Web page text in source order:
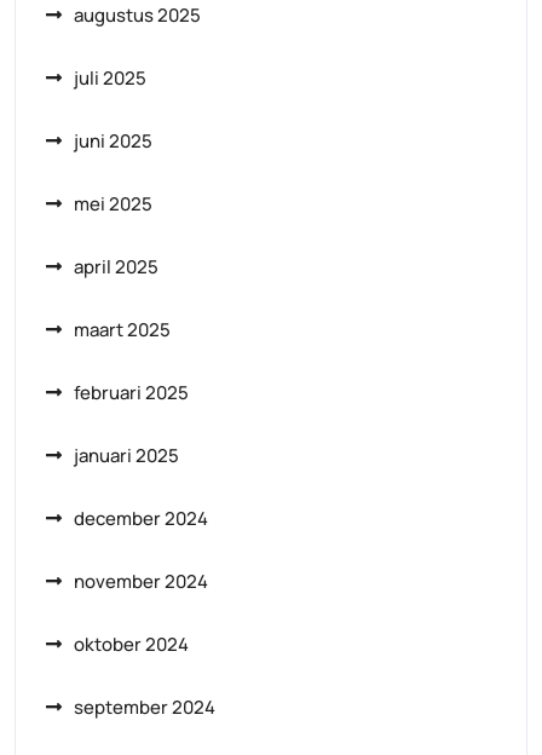
augustus 2025
juli 2025
juni 2025
mei 2025
april 2025
maart 2025
februari 2025
januari 2025
december 2024
november 2024
oktober 2024
september 2024